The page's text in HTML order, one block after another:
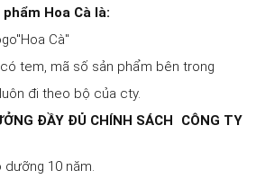
Hoa Cà là:
Cà"
tem, mã số sản phẩm bên trong
đi theo bộ của cty.
ĐẦY ĐỦ CHÍNH SÁCH CÔNG TY
dưỡng 10 năm.